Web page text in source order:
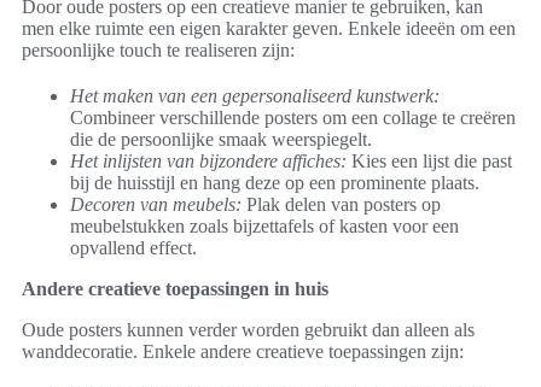
Door oude posters op een creatieve manier te gebruiken, kan
men elke ruimte een eigen karakter geven. Enkele ideeën om een
persoonlijke touch te realiseren zijn:
Het maken van een gepersonaliseerd kunstwerk:
Combineer verschillende posters om een collage te creëren
die de persoonlijke smaak weerspiegelt.
Het inlijsten van bijzondere affiches: Kies een lijst die past
bij de huisstijl en hang deze op een prominente plaats.
Decoren van meubels: Plak delen van posters op
meubelstukken zoals bijzettafels of kasten voor een
opvallend effect.
Andere creatieve toepassingen in huis
Oude posters kunnen verder worden gebruikt dan alleen als
wanddecoratie. Enkele andere creatieve toepassingen zijn: